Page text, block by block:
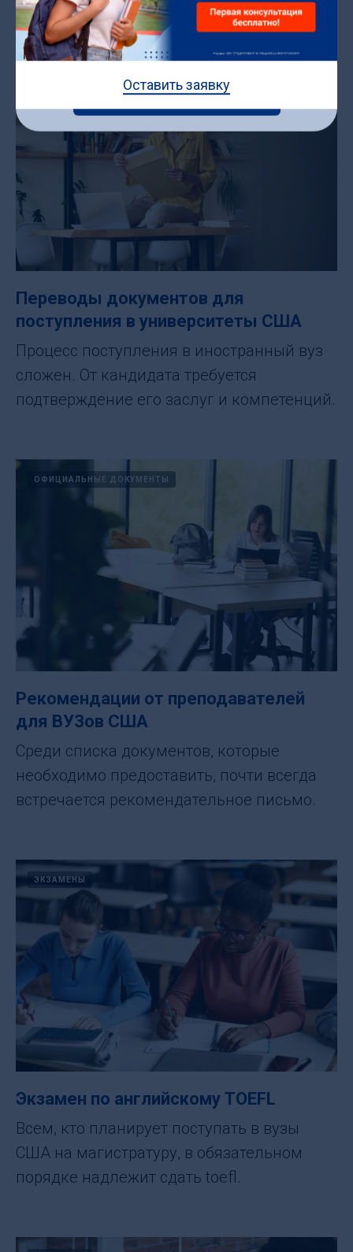
ОФИЦИАЛЬНЫЕ ДОКУМЕНТЫ
Переводы документов для
поступления в университеты США
Процесс поступления в иностранный вуз
сложен. От кандидата требуется
подтверждение его заслуг и компетенций.
ОФИЦИАЛЬНЫЕ ДОКУМЕНТЫ
Рекомендации от преподавателей
для ВУЗов США
Среди списка документов, которые
необходимо предоставить, почти всегда
встречается рекомендательное письмо.
ЭКЗАМЕНЫ
Экзамен по английскому TOEFL
Всем, кто планирует поступать в вузы
США на магистратуру, в обязательном
порядке надлежит сдать toefl.
Записаться на мастер-класс
Оставить заявку